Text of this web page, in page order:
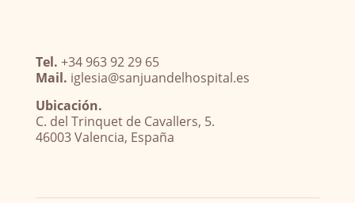
Tel. +34 963 92 29 65
Mail. iglesia@sanjuandelhospital.es
Ubicación.
C. del Trinquet de Cavallers, 5.
46003 Valencia, España